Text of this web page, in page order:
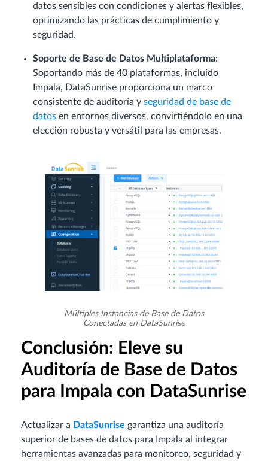
datos sensibles con condiciones y alertas flexibles,
optimizando las prácticas de cumplimiento y
seguridad.
Soporte de Base de Datos Multiplataforma:
Soportando más de 40 plataformas, incluido
Impala, DataSunrise proporciona un marco
consistente de auditoría y seguridad de base de
datos en entornos diversos, convirtiéndolo en una
elección robusta y versátil para las empresas.
Múltiples Instancias de Base de Datos
Conectadas en DataSunrise
Conclusión: Eleve su
Auditoría de Base de Datos
para Impala con DataSunrise
Actualizar a DataSunrise garantiza una auditoría
superior de bases de datos para Impala al integrar
herramientas avanzadas para monitoreo, seguridad y